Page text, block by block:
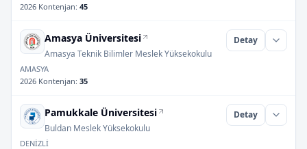
2026 Kontenjan: 45
Amasya Üniversitesi
Amasya Teknik Bilimler Meslek Yüksekokulu
Detay
AMASYA
2026 Kontenjan: 35
Pamukkale Üniversitesi
Buldan Meslek Yüksekokulu
Detay
DENİZLİ